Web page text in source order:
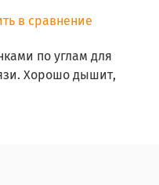
в сравнение
по углам для
Хорошо дышит,